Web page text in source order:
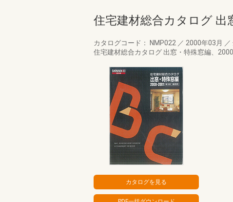
住宅建材総合カタログ 出
カタログコード： NMP022 ／ 2000年03月 ／
住宅建材総合カタログ 出窓・特殊窓編、